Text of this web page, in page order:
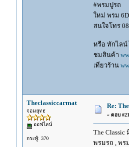
#พรมปูรถ
ใหม่ พรม
สนใจโทร
หรือ ทักไลน์
ชมสินค้า
เที่ยวร้าน
Theclassiccarmat
จอมยุทธ
ออฟไลน์
กระทู้: 370
Re:
« ตอบ
The
พรมรถ , พร